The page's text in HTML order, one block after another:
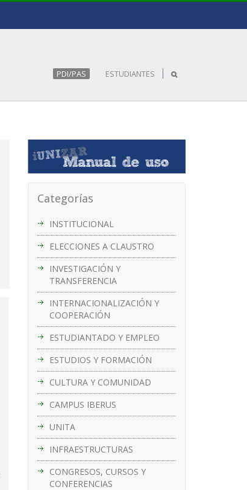
PDI/PAS ESTUDIANTES
Categorías
INSTITUCIONAL
ELECCIONES A CLAUSTRO
INVESTIGACIÓN Y
TRANSFERENCIA
INTERNACIONALIZACIÓN Y
COOPERACIÓN
ESTUDIANTADO Y EMPLEO
ESTUDIOS Y FORMACIÓN
CULTURA Y COMUNIDAD
CAMPUS IBERUS
UNITA
INFRAESTRUCTURAS
CONGRESOS, CURSOS Y
CONFERENCIAS